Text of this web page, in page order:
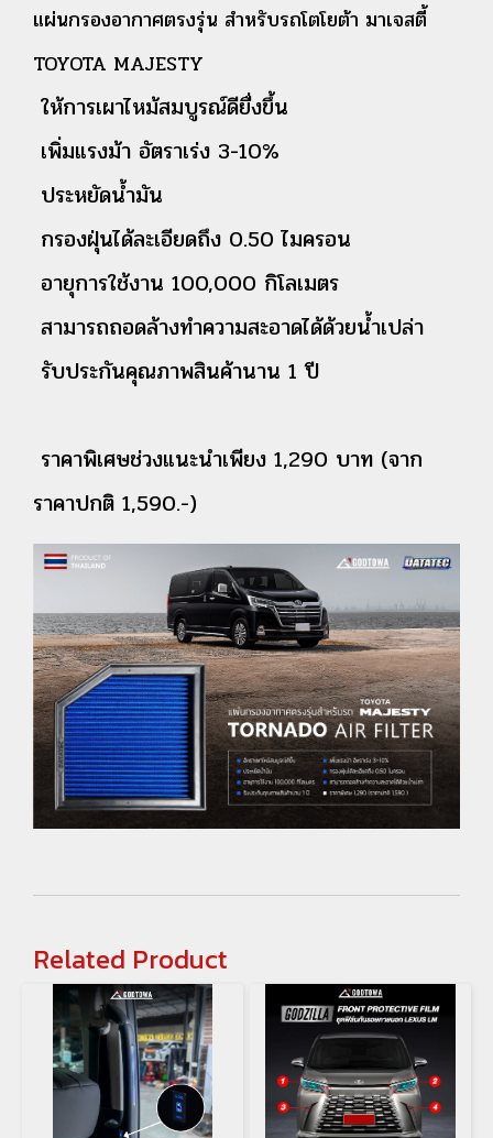
แผ่นกรองอากาศตรงรุ่น สำหรับรถโตโยต้า มาเจสตี้
TOYOTA MAJESTY
ให้การเผาไหม้สมบูรณ์ดียื่งขึ้น
เพิ่มแรงม้า อัตราเร่ง 3-10%
ประหยัดน้ำมัน
กรองฝุ่นได้ละเอียดถึง 0.50 ไมครอน
อายุการใช้งาน 100,000 กิโลเมตร
สามารถถอดล้างทำความสะอาดได้ด้วยน้ำเปล่า
รับประกันคุณภาพสินค้านาน 1 ปี
ราคาพิเศษช่วงแนะนำเพียง 1,290 บาท (จาก
ราคาปกติ 1,590.-)
Related Product